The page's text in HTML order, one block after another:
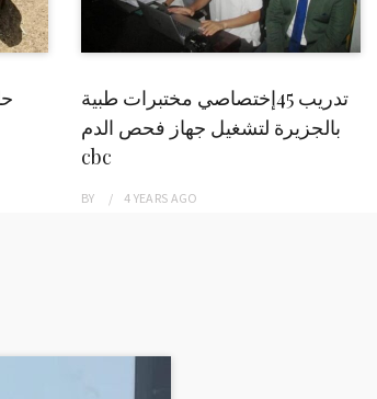
تدريب 45إختصاصي مختبرات طبية
بالجزيرة لتشغيل جهاز فحص الدم
cbc
BY 4 YEARS AGO